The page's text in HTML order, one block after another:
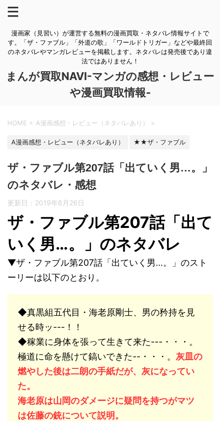
漫画家（見習い）が運営する無料の漫画買取・ネタバレ情報サイトで
す。「ザ・ファブル」「外道の歌」「ワールドトリガー」などや最終回
のネタバレやマンガレビューを掲載します。ネタバレは発売後であり違
法ではありません！
まんが買取NAVI-マンガの感想・レビュー
や漫画買取情報-
HOME > A漫画感想・レビュー（ネタバレあり） >
A漫画感想・レビュー（ネタバレあり） ★★ザ・ファブル
ザ・ファブル第207話「出ていく男…。」
のネタバレ・感想
更新日： 2019年6月26日
ザ・ファブル第207話「出て
いく男…。」のネタバレ
▼ザ・ファブル第207話「出ていく男…。」のスト
ーリーは以下のとおり。
◆真黒組五代目・海老原剛士、男の矜持を見
せる時ッ---！！
◆稼業に身体を張って生きて来た---・・・。
極道に命を懸けて鎬いできた--・・・。 灰皿の
燃やした後は二朗の手紙だが、灰になってい
た。
海老原は山岡のダメージに疑問を持つがマツ
は佐藤の銃について説明。